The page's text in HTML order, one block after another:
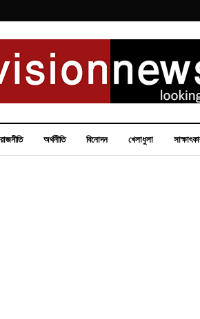
রাজনীতি অর্থনীতি বিনোদন খেলাধুলা